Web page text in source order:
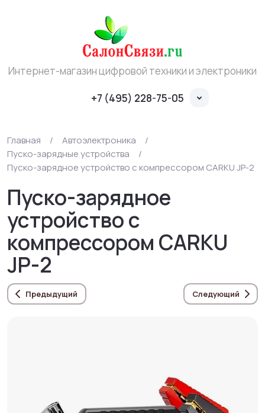
Интернет-магазин цифровой техники и электроники
+7 (495) 228-75-05
Главная / Автоэлектроника
/
Пуско-зарядные устройства
/
Пуско-зарядное устройство с компрессором CARKU JP-2
Пуско-зарядное
устройство с
компрессором CARKU
JP-2
Предыдущий Следующий